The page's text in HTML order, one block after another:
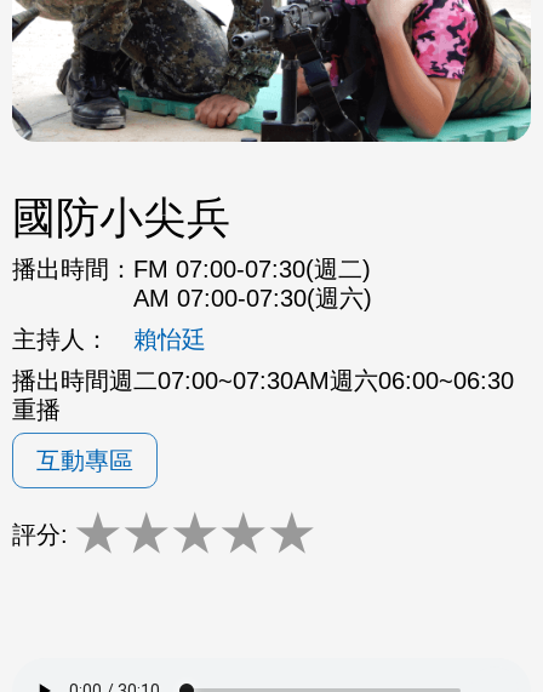
國防小尖兵
播出時間： FM 07:00-07:30(週二)
AM 07:00-07:30(週六)
主持人：
賴怡廷
播出時間週二07:00~07:30AM週六06:00~06:30
重播
互動專區
評分: ★★★★★